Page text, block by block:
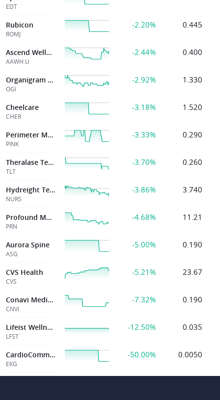
EDT
Rubicon
ROMJ
-2.20% 0.445
Ascend Wellness
AAWH.U
-2.44% 0.400
Organigram Glo
OGI
-2.92% 1.330
Cheelcare
CHER
-3.18% 1.520
Perimeter Med
PINK
-3.33% 0.290
Theralase Tech
TLT
-3.70% 0.260
Hydreight Tech
NURS
-3.86% 3.740
Profound Medical
PRN
-4.68% 11.21
Aurora Spine
ASG
-5.00% 0.190
CVS Health
CVS
-5.21% 23.67
Conavi Medical
CNVI
-7.32% 0.190
Lifeist Wellness
LFST
-12.50% 0.035
CardioComm Sol
EKG
-50.00% 0.0050